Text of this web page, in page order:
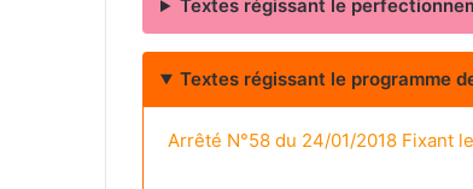
Textes régissant le
Textes régissant le programme
Arrêté N°58 du 24/01/2018 Fixant